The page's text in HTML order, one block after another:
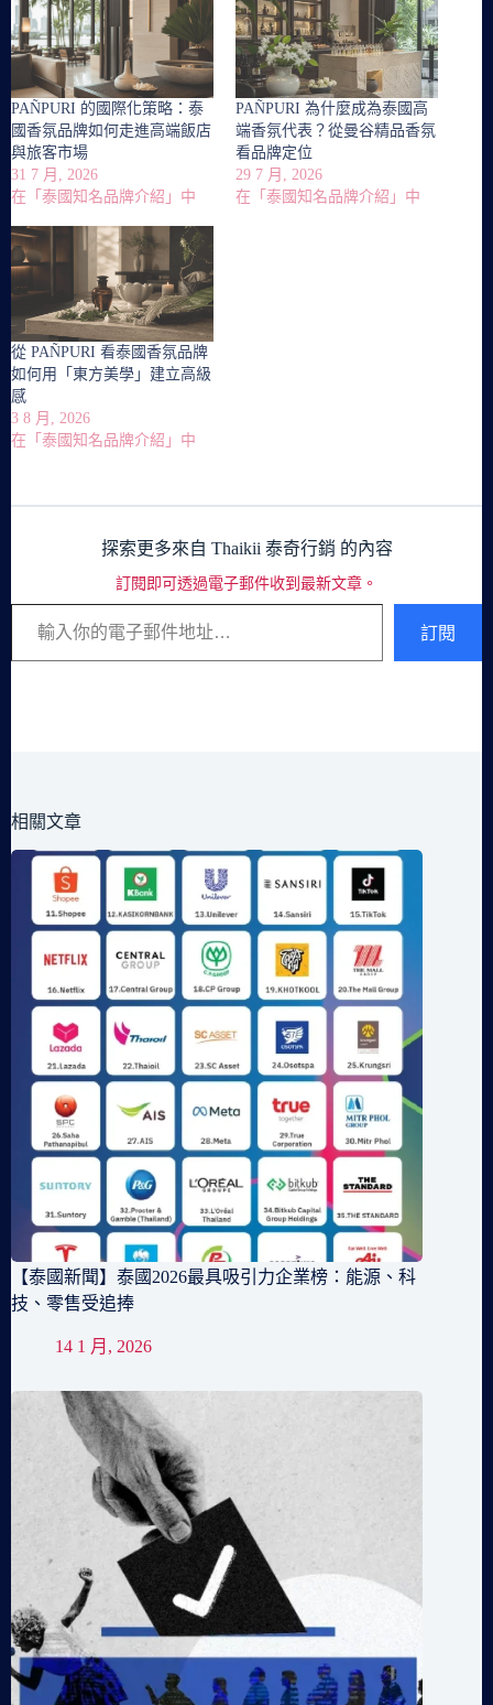
PAÑPURI 的國際化策略：泰
國香氛品牌如何走進高端飯店
與旅客市場
31 7 月, 2026
在「泰國知名品牌介紹」中
PAÑPURI 為什麼成為泰國高
端香氛代表？從曼谷精品香氛
看品牌定位
29 7 月, 2026
在「泰國知名品牌介紹」中
從 PAÑPURI 看泰國香氛品牌
如何用「東方美學」建立高級
感
3 8 月, 2026
在「泰國知名品牌介紹」中
探索更多來自 Thaikii 泰奇行銷 的內容
訂閱即可透過電子郵件收到最新文章。
輸入你的電子郵件地址…
訂閱
相關文章
【泰國新聞】泰國2026最具吸引力企業榜：能源、科
技、零售受追捧
14 1 月, 2026